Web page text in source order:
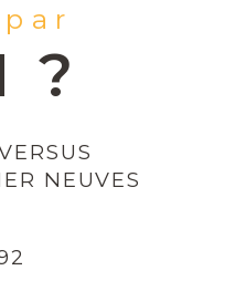
?
NEUVES